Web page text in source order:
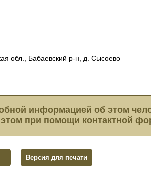
обл., Бабаевский р-н, д. Сысоево
информацией об этом
при помощи контактной
Версия для печати